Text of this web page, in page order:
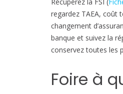
regardez TAEA, coût
changement
banque et suivez la
conservez toutes les
Foire à